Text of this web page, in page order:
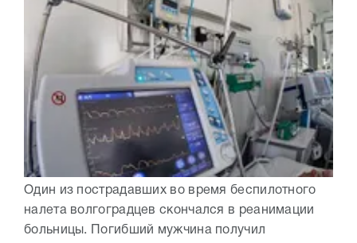
Один из пострадавших во время беспилотного
налета волгоградцев скончался в реанимации
больницы. Погибший мужчина получил